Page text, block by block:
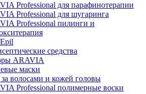
Professional для парафинотерапии
Professional для шугаринга
Professional пилинги и
средства
ARAVIA
маски
за волосами и кожей головы
Professional полимерные воски